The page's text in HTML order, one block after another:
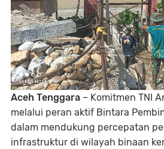
Aceh Tenggara – Komitmen TNI
melalui peran aktif Bintara
dalam mendukung percepatan
infrastruktur di wilayah binaan